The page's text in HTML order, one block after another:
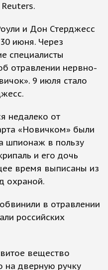
и Дон Стерджесс
июня. Через
специалисты
отравлении нервно-
9 июля стало
недалеко от
«Новичком» были
шпионаж в пользу
и его дочь
время выписаны из
охраной.
в отравлении
российских
вещество
на дверную ручку